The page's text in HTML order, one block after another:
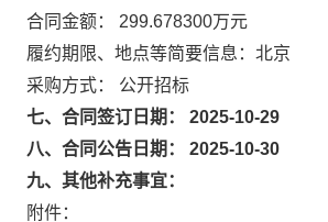
合同金额： 299.678300万元
履约期限、地点等简要信息：北京
采购方式： 公开招标
七、合同签订日期： 2025-10-29
八、合同公告日期： 2025-10-30
九、其他补充事宜：
附件：